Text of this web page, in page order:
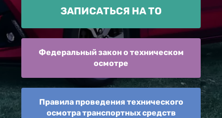
ЗАПИСАТЬСЯ НА ТО
Федеральный закон о техническом
осмотре
Правила проведения технического
осмотра транспортных средств